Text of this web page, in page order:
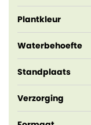
Plantkleur
Waterbehoefte
Standplaats
Verzorging